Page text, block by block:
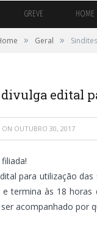
GREVE HOME
» Geral »
edital
ON OUTUBRO 30, 2017
para utilização
termina às 18 horas
acompanhado por